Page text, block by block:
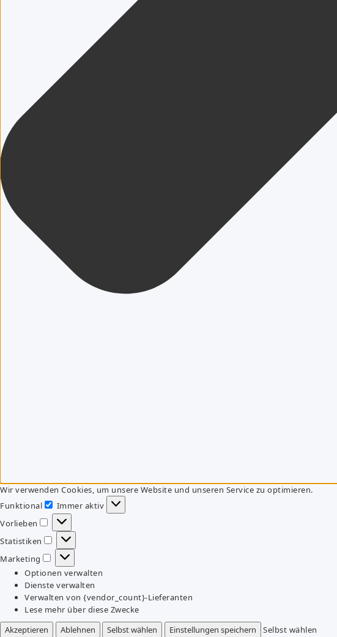
Wir verwenden Cookies, um unsere Website und unseren Service zu optimieren.
Funktional
Funktional
Immer aktiv
Vorlieben
Vorlieben
Statistiken
Statistiken
Marketing
Marketing
Optionen verwalten
Dienste verwalten
Verwalten von {vendor_count}-Lieferanten
Lese mehr über diese Zwecke
Akzeptieren
Ablehnen Selbst wählen Einstellungen speichern
Selbst wählen